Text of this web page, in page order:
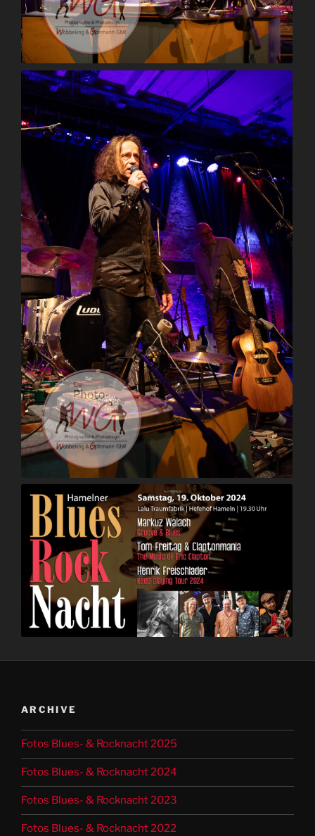
ARCHIVE
Fotos Blues- & Rocknacht 2025
Fotos Blues- & Rocknacht 2024
Fotos Blues- & Rocknacht 2023
Fotos Blues- & Rocknacht 2022